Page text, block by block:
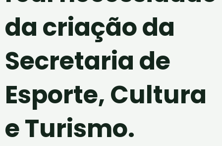
da criação da
Secretaria de
Esporte, Cultura
e Turismo.